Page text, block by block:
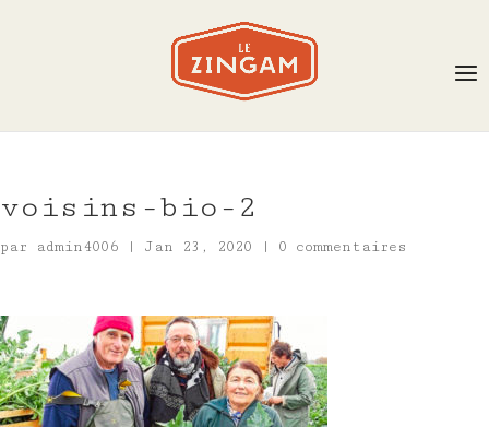
voisins-bio-2
par admin4006 | Jan 23, 2020 | 0 commentaires